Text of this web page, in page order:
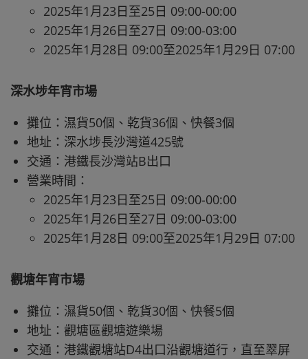
2025年1月23日至25日 09:00-00:00
2025年1月26日至27日 09:00-03:00
2025年1月28日 09:00至2025年1月29日 07:00
深水埗年宵市場
攤位：濕貨50個、乾貨36個、快餐3個
地址：深水埗長沙灣道425號
交通：港鐵長沙灣站B出口
營業時間：
2025年1月23日至25日 09:00-00:00
2025年1月26日至27日 09:00-03:00
2025年1月28日 09:00至2025年1月29日 07:00
觀塘年宵市場
攤位：濕貨50個、乾貨30個、快餐5個
地址：觀塘區觀塘遊樂場
交通：港鐵觀塘站D4出口沿觀塘道行，直至翠屏